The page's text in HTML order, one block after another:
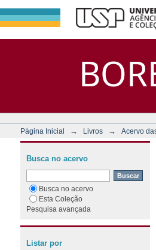
Página Inicial → Livros → Acervo
Busca no acervo
Busca no acervo
Esta Coleção
Pesquisa avançada
Listar por